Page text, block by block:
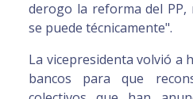
derogo la reforma del
se puede técnicamente".
La vicepresidenta volvió a
bancos para que